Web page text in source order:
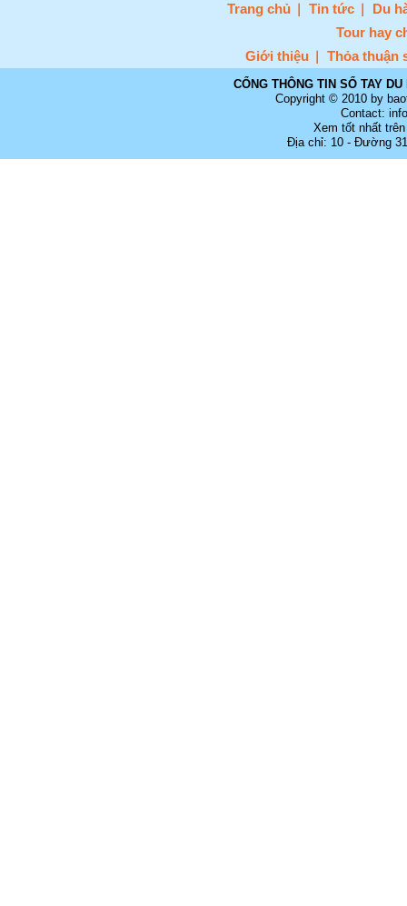
Trang chủ Tin tức
Du
Tour hay
Giới thiệu
Thỏa thuận
CỔNG THÔNG TIN SỔ TAY
Copyright © 2010 by
Contact:
Xem tốt nhất
Địa chỉ: 10 - Đường